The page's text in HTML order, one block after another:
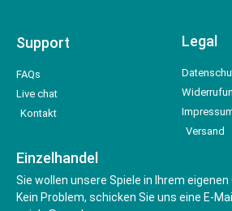
Support
FAQs
Live chat
Kontakt
Legal
Versand
Einzelhandel
Sie wollen unsere Spiele in Ihrem
Kein Problem, schicken Sie uns eine E-